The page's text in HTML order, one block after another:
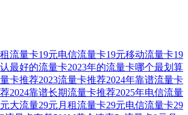
流量卡19元电信流量卡19元移动流量卡19
最好的流量卡2023年的流量卡哪个最划算
卡推荐2023流量卡推荐2024年靠谱流量卡
2024靠谱长期流量卡推荐2025年电信流量
大流量29元月租流量卡29元电信流量卡29